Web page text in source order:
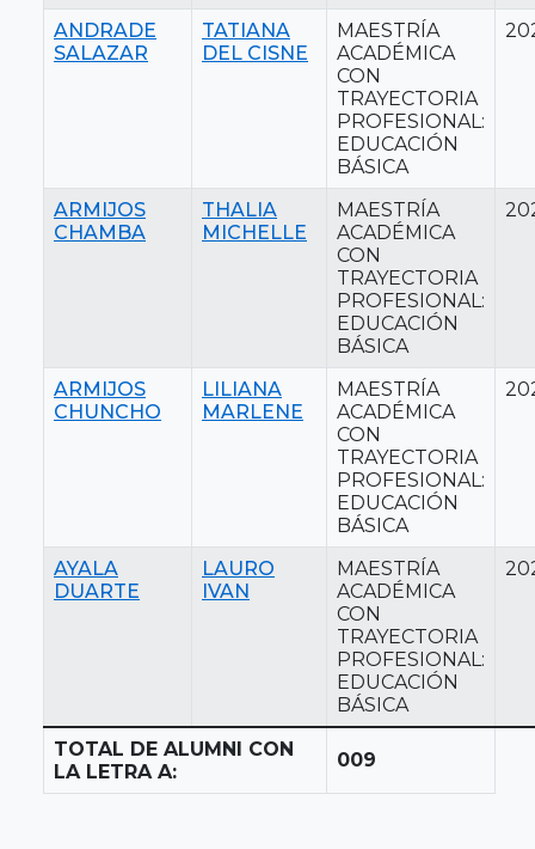
ANDRADE
SALAZAR
TATIANA
DEL CISNE
MAESTRÍA
ACADÉMICA
CON
TRAYECTORIA
PROFESIONAL:
EDUCACIÓN
BÁSICA
ARMIJOS
CHAMBA
THALIA
MICHELLE
MAESTRÍA
ACADÉMICA
CON
TRAYECTORIA
PROFESIONAL:
EDUCACIÓN
BÁSICA
ARMIJOS
CHUNCHO
LILIANA
MARLENE
MAESTRÍA
ACADÉMICA
CON
TRAYECTORIA
PROFESIONAL:
EDUCACIÓN
BÁSICA
AYALA
DUARTE
LAURO
IVAN
MAESTRÍA
ACADÉMICA
CON
TRAYECTORIA
PROFESIONAL:
EDUCACIÓN
BÁSICA
TOTAL DE ALUMNI CON
LA LETRA A:
009